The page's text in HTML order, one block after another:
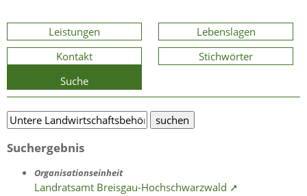
Leistungen
Lebenslagen
Kontakt
Stichwörter
Suche
Suchergebnis
Organisationseinheit
Landratsamt Breisgau-Hochschwarzwald ➚